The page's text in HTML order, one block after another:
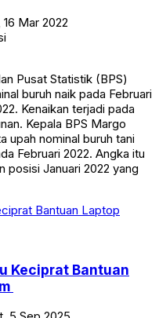
Mar 2022
Pusat Statistik (BPS)
buruh naik pada Februari
Kenaikan terjadi pada
Kepala BPS Margo
upah nominal buruh tani
Februari 2022. Angka itu
posisi Januari 2022 yang
Keciprat Bantuan